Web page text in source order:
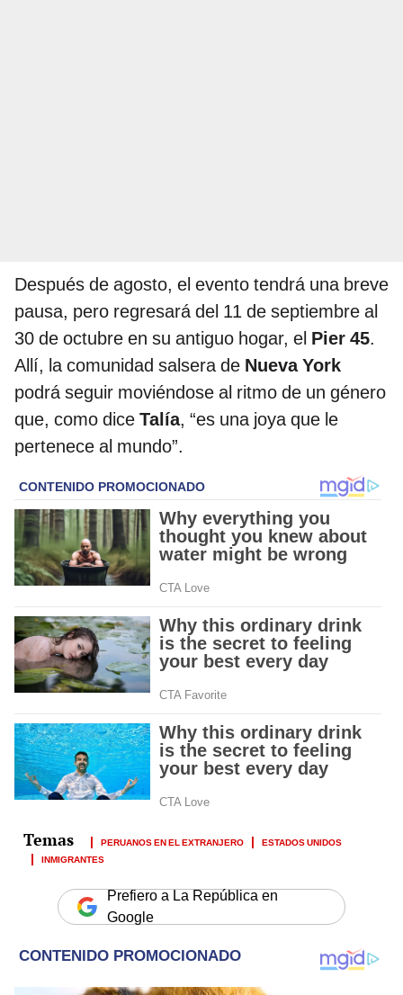
Después de agosto, el evento tendrá una breve
pausa, pero regresará del 11 de septiembre al
30 de octubre en su antiguo hogar, el Pier 45.
Allí, la comunidad salsera de Nueva York
podrá seguir moviéndose al ritmo de un género
que, como dice Talía, “es una joya que le
pertenece al mundo”.
PERUANOS EN EL EXTRANJERO
ESTADOS UNIDOS
INMIGRANTES
Prefiero a La República en
Google